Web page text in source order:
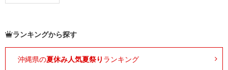
ランキングから探す
沖縄県の夏休み人気夏祭り ランキング